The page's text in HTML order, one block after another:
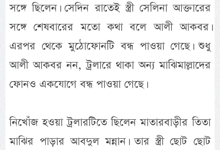
সঙ্গে ছিলেন। সেদিন রাতেই স্ত্রী সেলিনা আক্তারের
সঙ্গে শেষবারের মতো কথা বলে আলী আকবর।
এরপর থেকে মুঠোফোনটি বন্ধ পাওয়া গেছে। শুধু
আলী আকবর নন, ট্রলারে থাকা অন্য মাঝিমাল্লাদের
ফোনও একযোগে বন্ধ পাওয়া গেছে।
নিখোঁজ হওয়া ট্রলারটিতে ছিলেন মাতারবাড়ীর তিতা
মাঝির পাড়ার আবদুল মন্নান। তার স্ত্রী ছোট ছোট